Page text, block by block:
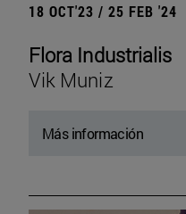
18 OCT'23 / 25 FEB '24
Flora Industrialis
Vik Muniz
Más información